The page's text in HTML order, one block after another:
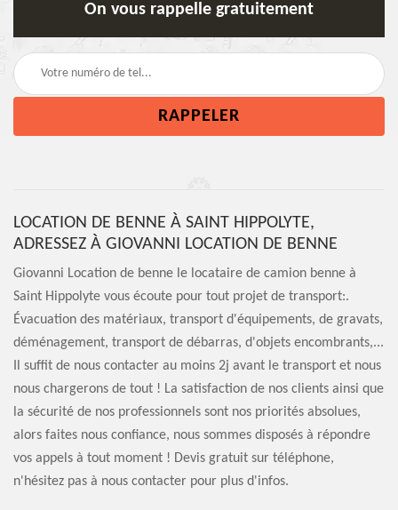
On vous rappelle gratuitement
LOCATION DE BENNE À SAINT HIPPOLYTE,
ADRESSEZ À GIOVANNI LOCATION DE BENNE
Giovanni Location de benne le locataire de camion benne à
Saint Hippolyte vous écoute pour tout projet de transport:.
Évacuation des matériaux, transport d'équipements, de gravats,
déménagement, transport de débarras, d'objets encombrants,...
Il suffit de nous contacter au moins 2j avant le transport et nous
nous chargerons de tout ! La satisfaction de nos clients ainsi que
la sécurité de nos professionnels sont nos priorités absolues,
alors faites nous confiance, nous sommes disposés à répondre
vos appels à tout moment ! Devis gratuit sur téléphone,
n'hésitez pas à nous contacter pour plus d'infos.